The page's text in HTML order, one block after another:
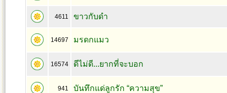
4611 ขาวกับดำ
14697 มรดกแมว
16574 ดีไม่ดี...ยากที่จะบอก
941 บันทึกแด่ลูกรัก “ความสุข”